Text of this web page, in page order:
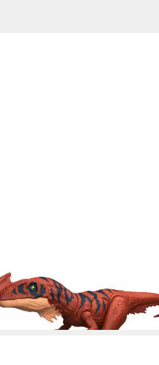
20,74 €
lieferbar - in 1-2 Werktagen bei dir